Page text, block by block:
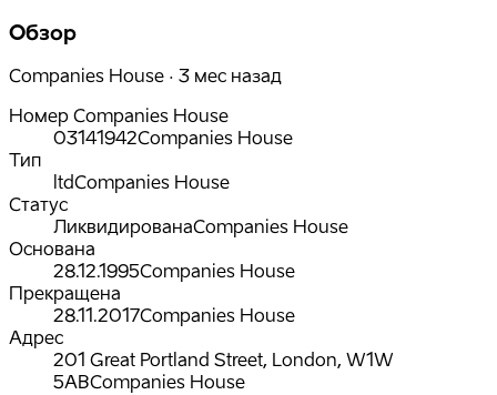
Обзор
Companies House · 3 мес назад
Номер Companies House
03141942Companies House
Тип
ltdCompanies House
Статус
ЛиквидированаCompanies House
Основана
28.12.1995Companies House
Прекращена
28.11.2017Companies House
Адрес
201 Great Portland Street, London, W1W
5ABCompanies House